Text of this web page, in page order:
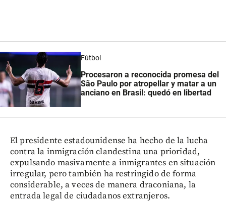
Fútbol
Procesaron a reconocida promesa del
São Paulo por atropellar y matar a un
anciano en Brasil: quedó en libertad
El presidente estadounidense ha hecho de la lucha
contra la inmigración clandestina una prioridad,
expulsando masivamente a inmigrantes en situación
irregular, pero también ha restringido de forma
considerable, a veces de manera draconiana, la
entrada legal de ciudadanos extranjeros.